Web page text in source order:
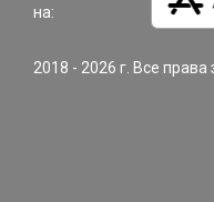
на:
2018 - 2026 г. Все